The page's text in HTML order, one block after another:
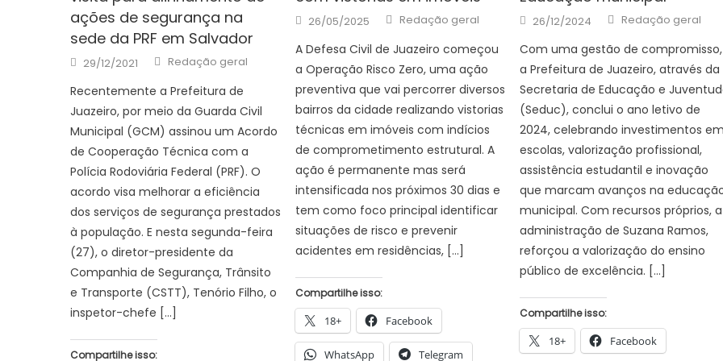
ações de segurança na
sede da PRF em Salvador
Posted
on
29/12/2021 Author
Redação geral
Recentemente a Prefeitura de
Juazeiro, por meio da Guarda Civil
Municipal (GCM) assinou um Acordo
de Cooperação Técnica com a
Polícia Rodoviária Federal (PRF). O
acordo visa melhorar a eficiência
dos serviços de segurança prestados
à população. E nesta segunda-feira
(27), o diretor-presidente da
Companhia de Segurança, Trânsito
e Transporte (CSTT), Tenório Filho, o
inspetor-chefe […]
Compartilhe isso:
Posted
on
26/05/2025 Author
Redação geral
A Defesa Civil de Juazeiro começou
a Operação Risco Zero, uma ação
preventiva que vai percorrer diversos
bairros da cidade realizando vistorias
técnicas em imóveis com indícios
de comprometimento estrutural. A
ação é permanente mas será
intensificada nos próximos 30 dias e
tem como foco principal identificar
situações de risco e prevenir
acidentes em residências, […]
Compartilhe isso:
18+ Facebook
WhatsApp Telegram
Posted
on
26/12/2024 Author
Redação geral
Com uma gestão de compromisso,
a Prefeitura de Juazeiro, através da
Secretaria de Educação e
(Seduc), conclui o ano letivo de
2024, celebrando investimentos em
escolas, valorização profissional,
assistência estudantil e inovação
que marcam avanços na
municipal. Com recursos próprios, a
administração de Suzana Ramos,
reforçou a valorização do ensino
público de excelência. […]
Compartilhe isso:
18+ Facebook